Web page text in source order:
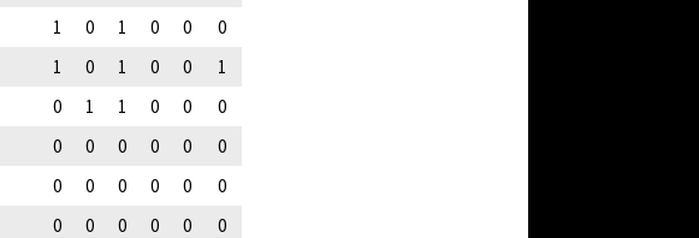
1 0 1 0 0
0
1 0 1 0 0
1
0 1 1 0 0
0
0 0 0 0 0
0
0 0 0 0 0
0
0 0 0 0 0 0